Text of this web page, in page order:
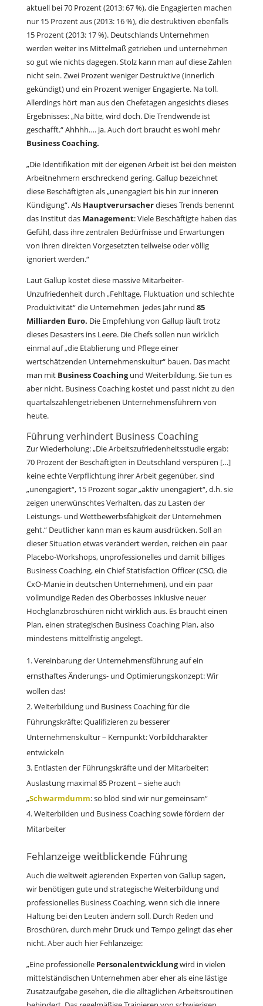
aktuell bei 70 Prozent (2013: 67 %), die Engagierten machen
nur 15 Prozent aus (2013: 16 %), die destruktiven ebenfalls
15 Prozent (2013: 17 %). Deutschlands Unternehmen
werden weiter ins Mittelmaß getrieben und unternehmen
so gut wie nichts dagegen. Stolz kann man auf diese Zahlen
nicht sein. Zwei Prozent weniger Destruktive (innerlich
gekündigt) und ein Prozent weniger Engagierte. Na toll.
Allerdings hört man aus den Chefetagen angesichts dieses
Ergebnisses: „Na bitte, wird doch. Die Trendwende ist
geschafft.“ Ahhhh…. ja. Auch dort braucht es wohl mehr
Business Coaching.
„Die Identifikation mit der eigenen Arbeit ist bei den meisten
Arbeitnehmern erschreckend gering. Gallup bezeichnet
diese Beschäftigten als „unengagiert bis hin zur inneren
Kündigung“. Als Hauptverursacherdieses Trends benennt
das Institut das Management: Viele Beschäftigte haben das
Gefühl, dass ihre zentralen Bedürfnisse und Erwartungen
von ihren direkten Vorgesetzten teilweise oder völlig
ignoriert werden.“
Laut Gallup kostet diese massive Mitarbeiter-
Unzufriedenheit durch „Fehltage, Fluktuation und schlechte
Produktivität“ die Unternehmen jedes Jahr rund 85
Milliarden Euro. Die Empfehlung von Gallup läuft trotz
dieses Desasters ins Leere. Die Chefs sollen nun wirklich
einmal auf „die Etablierung und Pflege einer
wertschätzenden Unternehmenskultur“ bauen. Das macht
man mit Business Coachingund Weiterbildung. Sie tun es
aber nicht. Business Coaching kostet und passt nicht zu den
quartalszahlengetriebenen Unternehmensführern von
heute.
Führung verhindert Business Coaching
Zur Wiederholung: „Die Arbeitszufriedenheitsstudie ergab:
70 Prozent der Beschäftigten in Deutschland verspüren […]
keine echte Verpflichtung ihrer Arbeit gegenüber, sind
„unengagiert“, 15 Prozent sogar „aktiv unengagiert“, d.h. sie
zeigen unerwünschtes Verhalten, das zu Lasten der
Leistungs- und Wettbewerbsfähigkeit der Unternehmen
geht.“ Deutlicher kann man es kaum ausdrücken. Soll an
dieser Situation etwas verändert werden, reichen ein paar
Placebo-Workshops, unprofessionelles und damit billiges
Business Coaching, ein Chief Statisfaction Officer (CSO, die
CxO-Manie in deutschen Unternehmen), und ein paar
vollmundige Reden des Oberbosses inklusive neuer
Hochglanzbroschüren nicht wirklich aus. Es braucht einen
Plan, einen strategischen Business Coaching Plan, also
mindestens mittelfristig angelegt.
Vereinbarung der Unternehmensführung auf ein
ernsthaftes Änderungs- und Optimierungskonzept: Wir
wollen das!
Weiterbildung und Business Coaching für die
Führungskräfte: Qualifizieren zu besserer
Unternehmenskultur – Kernpunkt: Vorbildcharakter
entwickeln
Entlasten der Führungskräfte und der Mitarbeiter:
Auslastung maximal 85 Prozent – siehe auch
„Schwarmdumm: so blöd sind wir nur gemeinsam“
Weiterbilden und Business Coaching sowie fördern der
Mitarbeiter
Fehlanzeige weitblickende Führung
Auch die weltweit agierenden Experten von Gallup sagen,
wir benötigen gute und strategische Weiterbildung und
professionelles Business Coaching, wenn sich die innere
Haltung bei den Leuten ändern soll. Durch Reden und
Broschüren, durch mehr Druck und Tempo gelingt das eher
nicht. Aber auch hier Fehlanzeige:
„Eine professionelle Personalentwicklungwird in vielen
mittelständischen Unternehmen aber eher als eine lästige
Zusatzaufgabe gesehen, die die alltäglichen Arbeitsroutinen